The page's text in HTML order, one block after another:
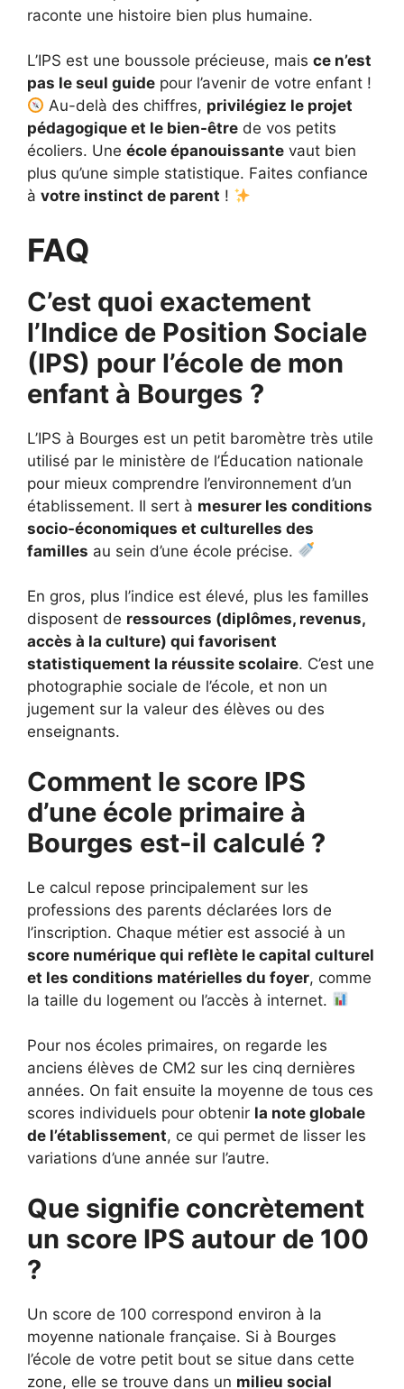
raconte une histoire bien plus humaine.
L’IPS est une boussole précieuse, mais ce n’est
pas le seul guide pour l’avenir de votre enfant !
Au-delà des chiffres, privilégiez le projet
pédagogique et le bien-être de vos petits
écoliers. Une école épanouissante vaut bien
plus qu’une simple statistique. Faites confiance
à votre instinct de parent !
FAQ
C’est quoi exactement
l’Indice de Position Sociale
(IPS) pour l’école de mon
enfant à Bourges ?
L’IPS à Bourges est un petit baromètre très utile
utilisé par le ministère de l’Éducation nationale
pour mieux comprendre l’environnement d’un
établissement. Il sert à mesurer les conditions
socio-économiques et culturelles des
familles au sein d’une école précise.
En gros, plus l’indice est élevé, plus les familles
disposent de ressources (diplômes, revenus,
accès à la culture) qui favorisent
statistiquement la réussite scolaire. C’est une
photographie sociale de l’école, et non un
jugement sur la valeur des élèves ou des
enseignants.
Comment le score IPS
d’une école primaire à
Bourges est-il calculé ?
Le calcul repose principalement sur les
professions des parents déclarées lors de
l’inscription. Chaque métier est associé à un
score numérique qui reflète le capital culturel
et les conditions matérielles du foyer, comme
la taille du logement ou l’accès à internet.
Pour nos écoles primaires, on regarde les
anciens élèves de CM2 sur les cinq dernières
années. On fait ensuite la moyenne de tous ces
scores individuels pour obtenir la note globale
de l’établissement, ce qui permet de lisser les
variations d’une année sur l’autre.
Que signifie concrètement
un score IPS autour de 100
?
Un score de 100 correspond environ à la
moyenne nationale française. Si à Bourges
l’école de votre petit bout se situe dans cette
zone, elle se trouve dans un milieu social